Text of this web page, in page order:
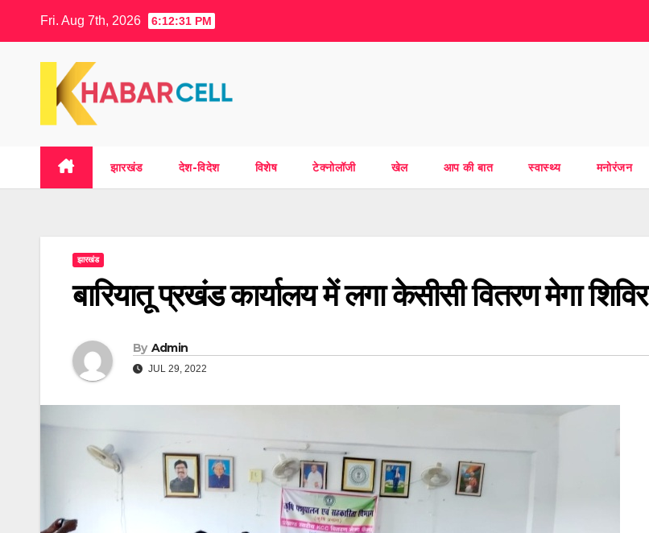
content
Fri. Aug 7th, 2026 6:12:32 PM
झारखंड देश-विदेश विशेष टेक्नोलॉजी खेल आप की बात स्वास्थ्य मनोरंजन
झारखंड
बारियातू प्रखंड कार्यालय में लगा केसीसी वितरण मेगा शिविर
By Admin
JUL 29, 2022